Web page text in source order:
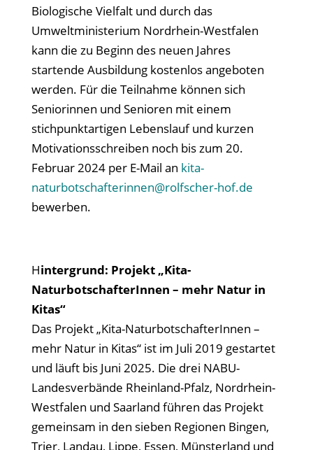
Biologische Vielfalt und durch das
Umweltministerium Nordrhein-Westfalen
kann die zu Beginn des neuen Jahres
startende Ausbildung kostenlos angeboten
werden. Für die Teilnahme können sich
Seniorinnen und Senioren mit einem
stichpunktartigen Lebenslauf und kurzen
Motivationsschreiben noch bis zum 20.
Februar 2024 per E-Mail an kita-
naturbotschafterinnen@rolfscher-hof.de
bewerben.
Hintergrund: Projekt „Kita-
NaturbotschafterInnen – mehr Natur in
Kitas“
Das Projekt „Kita-NaturbotschafterInnen –
mehr Natur in Kitas“ ist im Juli 2019 gestartet
und läuft bis Juni 2025. Die drei NABU-
Landesverbände Rheinland-Pfalz, Nordrhein-
Westfalen und Saarland führen das Projekt
gemeinsam in den sieben Regionen Bingen,
Trier, Landau, Lippe, Essen, Münsterland und